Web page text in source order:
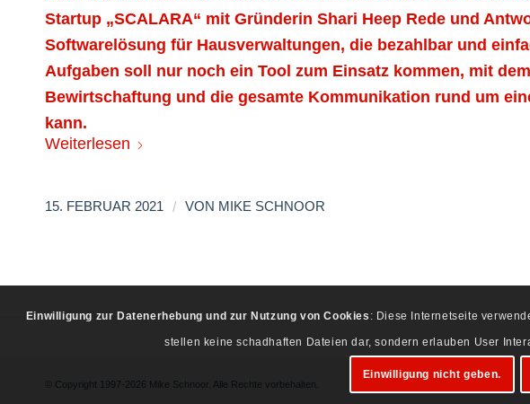
Startup „SCALARA“ mit Gründerin Shari Heep Rede und
Softwarelösung für Hausverwaltungen, die bezahlbar und
Aufgaben soll nur noch ein Tool zum Einsatz kommen, mit
Bewirtschaftung und die gesamte Kommunikation rund um
kann.
Weiterlesen
15. FEBRUAR 2021 / VON MIKE SCHNOOR
© Copyright 1997-2026 Mike Schnoor. Alle Rechte vorbehalten.
Einwilligung zur Datenerhebung und zur Nutzung von Cookies : Diese Internetseite
stellen keine schadhaften Dateien dar, sondern erlauben User
Einwilligung nicht geben.